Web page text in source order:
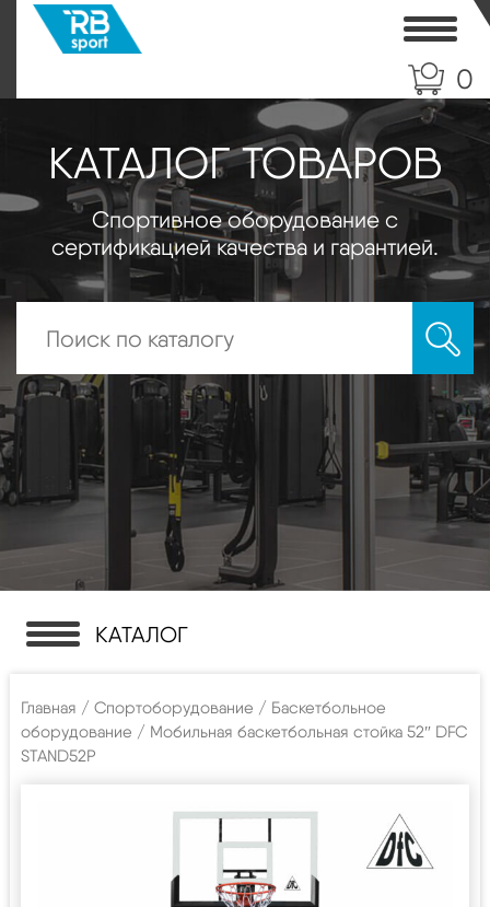
0
КАТАЛОГ ТОВАРОВ
Спортивное оборудование с
сертификацией качества и гарантией.
КАТАЛОГ
Главная / Спортоборудование / Баскетбольное
оборудование / Мобильная баскетбольная стойка 52″ DFC
STAND52P